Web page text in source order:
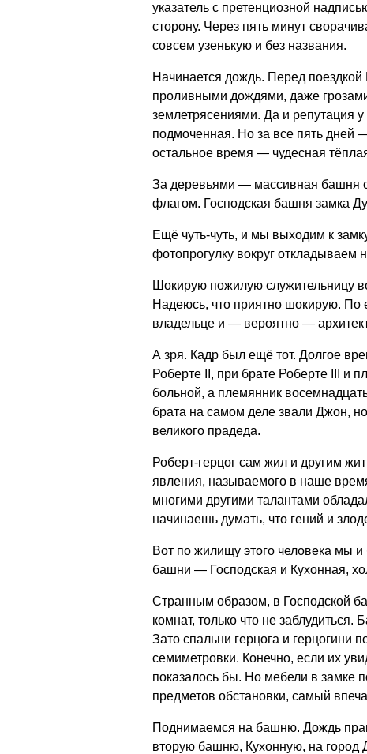
указатель с претенциозной
сторону. Через пять минут
совсем узенькую и без названия.
Начинается дождь. Перед
проливными дождями, даже
землетрясениями. Да и репутация у
подмоченная. Но за все пять дней
остальное время — чудесная
За деревьями — массивная башня
флагом. Господская башня замка
Ещё чуть-чуть, и мы выходим к
фотопрогулку вокруг откладываем
Шокирую пожилую служительницу
Надеюсь, что приятно шокирую.
владельце и — вероятно —
А зря. Кадр был ещё тот. Долгое
Роберте II, при брате Роберте III и
больной, а племянник
брата на самом деле звали Джон,
великого прадеда.
Роберт-герцог сам жил и другим
явления, называемого в наше
многими другими талантами
начинаешь думать, что гений и
Вот по жилищу этого человека мы
башни — Господская и Кухонная,
Странным образом, в Господской
комнат, только что не
Зато спальни герцога и герцогини
семиметровки. Конечно, если их
показалось бы. Но мебели в замке
предметов обстановки, самый
Поднимаемся на башню. Дождь
вторую башню, Кухонную, на